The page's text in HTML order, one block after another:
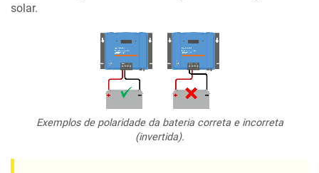
solar.
Exemplos de polaridade da bateria correta e incorreta
(invertida).